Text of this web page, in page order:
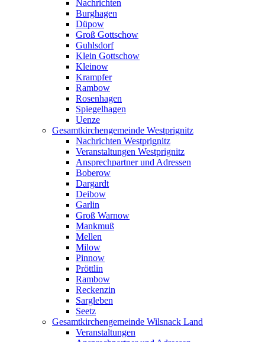
Nachrichten
Burghagen
Düpow
Groß Gottschow
Guhlsdorf
Klein Gottschow
Kleinow
Krampfer
Rambow
Rosenhagen
Spiegelhagen
Uenze
Gesamtkirchengemeinde Westprignitz
Nachrichten Westprignitz
Veranstaltungen Westprignitz
Ansprechpartner und Adressen
Boberow
Dargardt
Deibow
Garlin
Groß Warnow
Mankmuß
Mellen
Milow
Pinnow
Pröttlin
Rambow
Reckenzin
Sargleben
Seetz
Gesamtkirchengemeinde Wilsnack Land
Veranstaltungen